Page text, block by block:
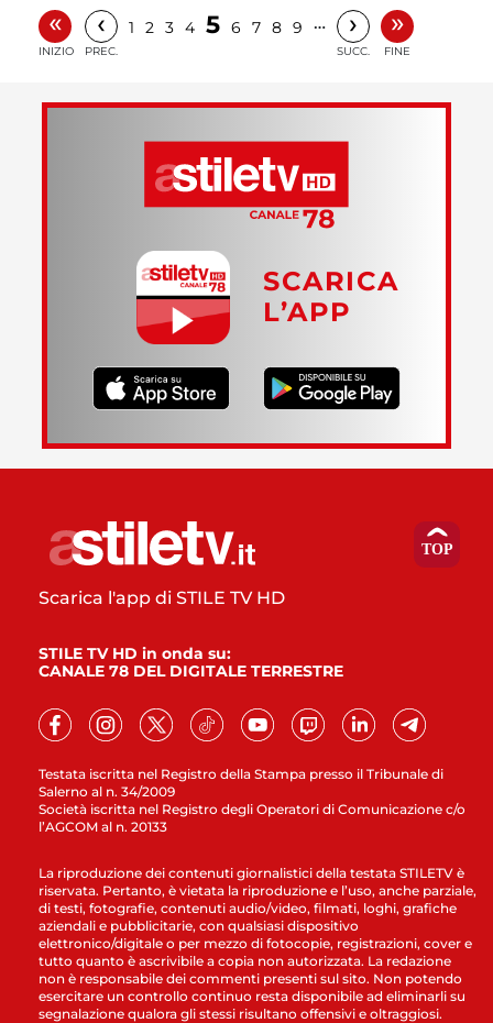
«
INIZIO
‹
PREC.
1 2 3 4 5 6 7 8 9 … ›
SUCC.
»
FINE
SCARICA
L’APP
Testata iscritta nel Registro della Stampa presso il Tribunale di
Salerno al n. 34/2009
Società iscritta nel Registro degli Operatori di Comunicazione c/o
l’AGCOM al n. 20133
Scarica l'app di STILE TV HD
STILE TV HD in onda su:
CANALE 78 DEL DIGITALE TERRESTRE
La riproduzione dei contenuti giornalistici della testata STILETV è
riservata. Pertanto, è vietata la riproduzione e l’uso, anche parziale,
di testi, fotografie, contenuti audio/video, filmati, loghi, grafiche
aziendali e pubblicitarie, con qualsiasi dispositivo
elettronico/digitale o per mezzo di fotocopie, registrazioni, cover e
tutto quanto è ascrivibile a copia non autorizzata. La redazione
non è responsabile dei commenti presenti sul sito. Non potendo
esercitare un controllo continuo resta disponibile ad eliminarli su
segnalazione qualora gli stessi risultano offensivi e oltraggiosi.